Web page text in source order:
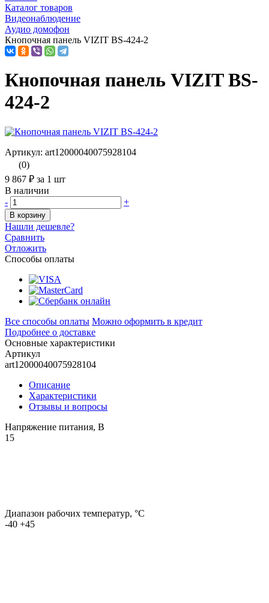
Каталог товаров
Видеонаблюдение
Аудио домофон
Кнопочная панель VIZIT BS-424-2
Кнопочная панель VIZIT BS-
424-2
Артикул: art12000040075928104
(0)
9 867 ₽ за 1 шт
В наличии
-
+
В корзину
Нашли дешевле?
Сравнить
Отложить
Способы оплаты
Все способы оплаты Можно оформить в кредит
Подробнее о доставке
Основные характеристики
Артикул
art12000040075928104
Описание
Характеристики
Отзывы и вопросы
Напряжение питания, В
15
Диапазон рабочих температур, °С
-40 +45